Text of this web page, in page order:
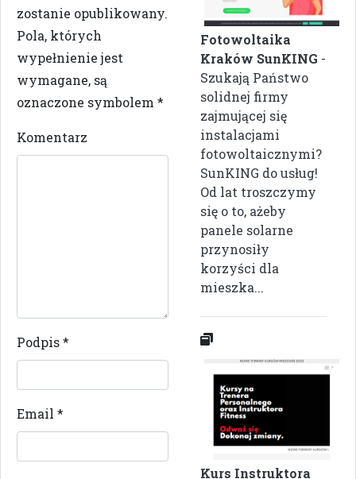
zostanie opublikowany.
Pola, których
wypełnienie jest
wymagane, są
oznaczone symbolem *
Komentarz
Podpis*
Email *
Fotowoltaika
Kraków SunKING -
Szukają Państwo
solidnej firmy
zajmującej się
instalacjami
fotowoltaicznymi?
SunKING do usług!
Od lat troszczymy
się o to, ażeby
panele solarne
przynosiły
korzyści dla
mieszka...
Kurs Instruktora